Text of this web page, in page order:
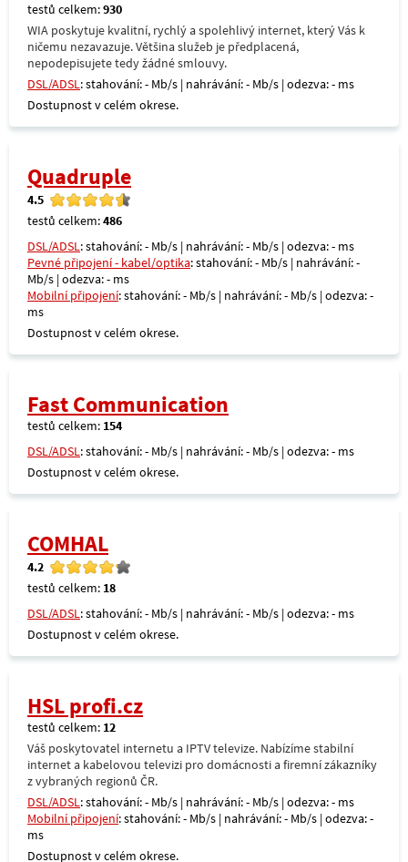
testů celkem:930
WIA poskytuje kvalitní, rychlý a spolehlivý internet, který Vás k
ničemu nezavazuje. Většina služeb je předplacená,
nepodepisujete tedy žádné smlouvy.
DSL/ADSL: stahování: - Mb/s | nahrávání: - Mb/s | odezva: - ms
Dostupnost v celém okrese.
Quadruple
4.5
testů celkem:486
DSL/ADSL: stahování: - Mb/s | nahrávání: - Mb/s | odezva: - ms
Pevné připojení - kabel/optika: stahování: - Mb/s | nahrávání: -
Mb/s | odezva: - ms
Mobilní připojení: stahování: - Mb/s | nahrávání: - Mb/s | odezva: -
ms
Dostupnost v celém okrese.
Fast Communication
testů celkem: 154
DSL/ADSL: stahování: - Mb/s | nahrávání: - Mb/s | odezva: - ms
Dostupnost v celém okrese.
COMHAL
4.2
testů celkem: 18
DSL/ADSL: stahování: - Mb/s | nahrávání: - Mb/s | odezva: - ms
Dostupnost v celém okrese.
HSL profi.cz
testů celkem: 12
Váš poskytovatel internetu a IPTV televize. Nabízíme stabilní
internet a kabelovou televizi pro domácnosti a firemní zákazníky
z vybraných regionů ČR.
DSL/ADSL: stahování: - Mb/s | nahrávání: - Mb/s | odezva: - ms
Mobilní připojení: stahování: - Mb/s | nahrávání: - Mb/s | odezva: -
ms
Dostupnost v celém okrese.